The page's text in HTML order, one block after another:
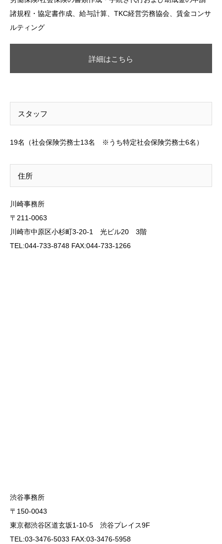
諸規程・協定書作成、給与計算、TKC経営労務協会、賃金コンサ
ルティング
詳細はこちら
スタッフ
19名（社会保険労務士13名 ※うち特定社会保険労務士6名）
住所
川崎事務所
〒211-0063
川崎市中原区小杉町3-20-1 光ビル20 3階
TEL:044-733-8748 FAX:044-733-1266
渋谷事務所
〒150-0043
東京都渋谷区道玄坂1-10-5 渋谷プレイス9F
TEL:03-3476-5033 FAX:03-3476-5958